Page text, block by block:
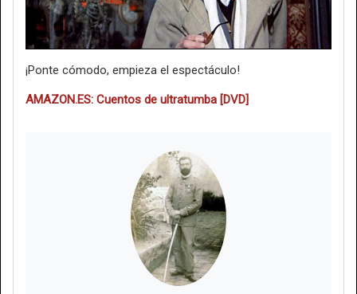
¡Ponte cómodo, empieza el espectáculo!
AMAZON.ES: Cuentos de ultratumba [DVD]